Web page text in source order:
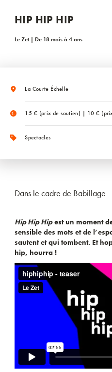
HIP HIP HIP
Le Zet | De 18 mois à 4 ans
La Courte Échelle
15 € (prix de soutien) | 10 €
Spectacles
Dans le cadre de Babillage
Hip Hip Hipest un moment
sensible des mots et de
sautent et qui tombent. Et
hip, hourra !